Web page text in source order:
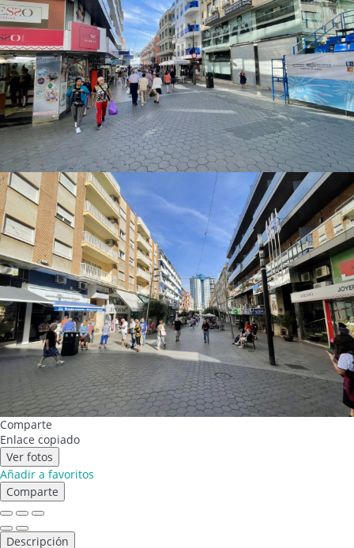
Comparte
Enlace copiado
Ver fotos
Añadir a favoritos
Comparte
Descripción